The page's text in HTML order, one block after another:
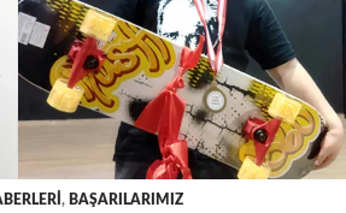
, BAŞARILARIMIZ